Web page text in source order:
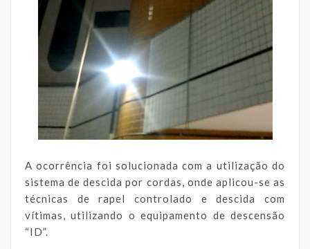
A ocorrência foi solucionada com a utilização do
sistema de descida por cordas, onde aplicou-se as
técnicas de rapel controlado e descida com
vítimas, utilizando o equipamento de descensão
“ID”.